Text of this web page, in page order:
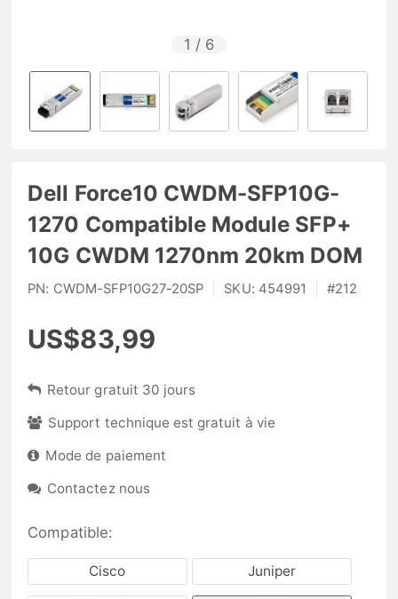
1 / 6
Dell Force10 CWDM-SFP10G-
1270 Compatible Module SFP+
10G CWDM 1270nm 20km DOM
PN: CWDM-SFP10G27-20SP SKU: 454991 #212
US$83,99
Retour gratuit 30 jours
Support technique est gratuit à vie
Mode de paiement
Contactez nous
Compatible:
Cisco Juniper